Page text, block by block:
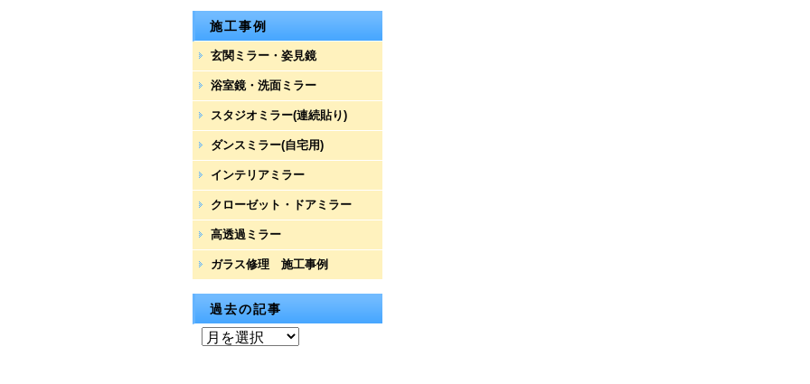
施工事例
玄関ミラー・姿見鏡
浴室鏡・洗面ミラー
スタジオミラー(連続貼り)
ダンスミラー(自宅用)
インテリアミラー
クローゼット・ドアミラー
高透過ミラー
ガラス修理 施工事例
過去の記事